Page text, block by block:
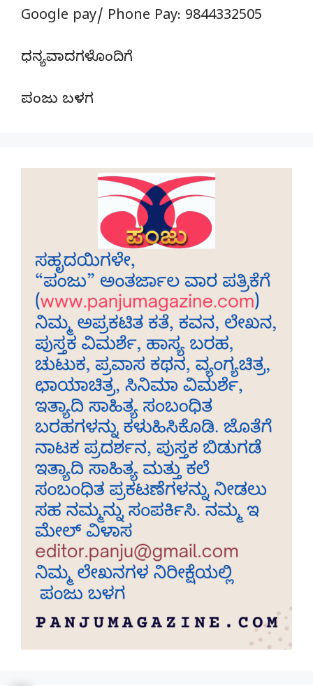
Google pay/ Phone Pay: 9844332505
ಧನ್ಯವಾದಗಳೊಂದಿಗೆ
ಪಂಜು ಬಳಗ